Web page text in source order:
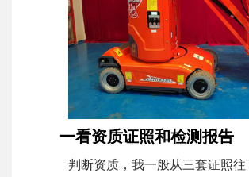
一看资质证照和检测报告
判断资质，我一般从三套证照往